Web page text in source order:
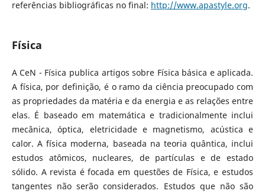
referências bibliográficas no final: http://www.apastyle.org.
Física
A CeN - Física publica artigos sobre Física básica e aplicada.
A física, por definição, é o ramo da ciência preocupado com
as propriedades da matéria e da energia e as relações entre
elas. É baseado em matemática e tradicionalmente inclui
mecânica, óptica, eletricidade e magnetismo, acústica e
calor. A física moderna, baseada na teoria quântica, inclui
estudos atômicos, nucleares, de partículas e de estado
sólido. A revista é focada em questões de Física, e estudos
tangentes não serão considerados. Estudos que não são